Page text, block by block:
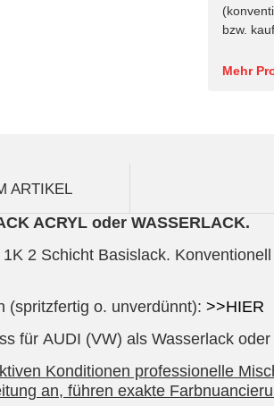
bzw.
Mehr
ARTIKEL
ACRYL oder WASSERLACK.
2 Schicht Basislack.
(spritzfertig o. unverdünnt): >>HIER
für AUDI (VW) als Wasserlack
Konditionen professionelle
an, führen exakte